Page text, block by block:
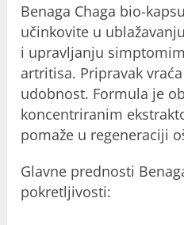
Benaga Chaga bio-
učinkovite u
i upravljanju
artritisa. Pripravak
udobnost. Formula je
koncentriranim
pomaže u regeneraciji
Glavne prednosti
pokretljivosti: